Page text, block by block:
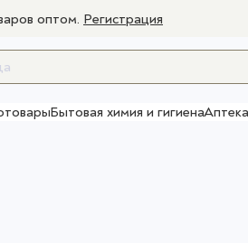
оптом. Регистрация
Бытовая химия и гигиенаАптека